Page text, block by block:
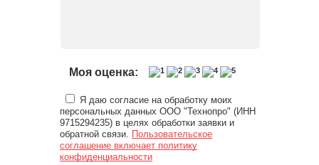
Моя оценка:
Я даю согласие на обработку моих
персональных данных ООО "Технопро" (ИНН
9715294235) в целях обработки заявки и
обратной связи. Пользовательское
соглашение включает политику
конфиденциальности